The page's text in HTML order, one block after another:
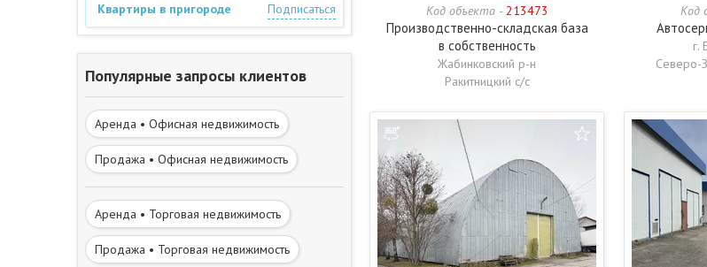
Квартиры в пригороде Подписаться
Популярные запросы клиентов
Аренда • Офисная недвижимость
Продажа • Офисная недвижимость
Аренда • Торговая недвижимость
Продажа • Торговая недвижимость
Код объекта - 213473
Производственно-складская база
в собственность
Жабинковский р-н
Ракитницкий с/с
Код
г.
Северо-